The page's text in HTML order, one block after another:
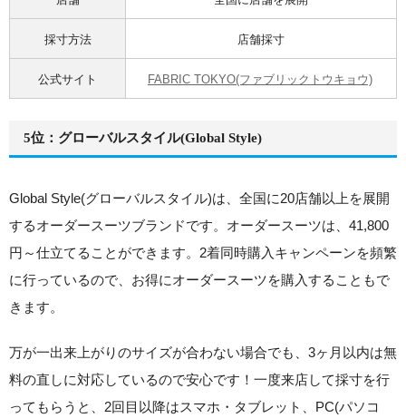
採寸方法 店舗採寸
公式サイト FABRIC TOKYO(ファブリックトウキョウ)
5位：グローバルスタイル(Global Style)
Global Style(グローバルスタイル)は、全国に20店舗以上を展開
するオーダースーツブランドです。オーダースーツは、41,800
円～仕立てることができます。2着同時購入キャンペーンを頻繁
に行っているので、お得にオーダースーツを購入することもで
きます。
万が一出来上がりのサイズが合わない場合でも、 3ヶ月以内は無
料の直しに対応しているので安心です！一度来店して採寸を行
ってもらうと、 2回目以降はスマホ・タブレット、PC(パソコ